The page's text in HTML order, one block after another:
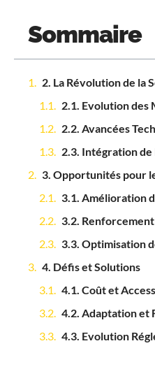
Sommaire
2. La Révolution de la
2.1. Evolution des
2.3. Intégration
3. Opportunités pour
3.1. Amélioration
3.3. Optimisation
4. Défis et Solutions
4.1. Coût et
4.2. Adaptation et
4.3. Evolution